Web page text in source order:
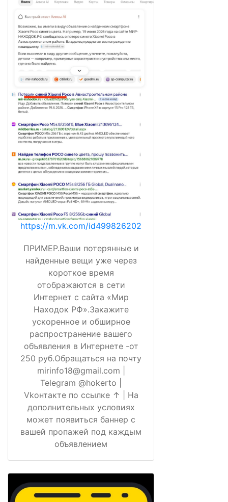
https://m.vk.com/id499826202
ПРИМЕР.Ваши потерянные и
найденные вещи уже через
короткое время
отображаются в сети
Интернет с сайта «Мир
Находок РФ».Закажите
ускоренное и обширное
распространение вашего
объявления в Интернете -от
250 руб.Обращаться на почту
mirinfo18@gmail.com |
Telegram @hokerto |
Vkонтакте по ссылке ↑ | На
дополнительных условиях
может появиться баннер с
вашей пропажей под каждым
объявлением